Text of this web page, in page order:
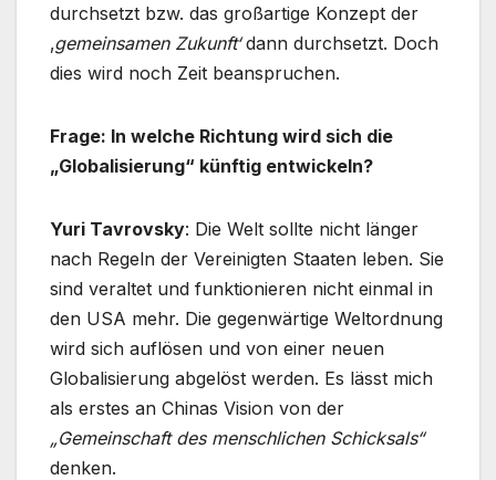
durchsetzt bzw. das großartige Konzept der
‚gemeinsamen Zukunft‘dann durchsetzt. Doch
dies wird noch Zeit beanspruchen.
Frage: In welche Richtung wird sich die
„Globalisierung“ künftig entwickeln?
Yuri Tavrovsky: Die Welt sollte nicht länger
nach Regeln der Vereinigten Staaten leben. Sie
sind veraltet und funktionieren nicht einmal in
den USA mehr. Die gegenwärtige Weltordnung
wird sich auflösen und von einer neuen
Globalisierung abgelöst werden. Es lässt mich
als erstes an Chinas Vision von der
„Gemeinschaft des menschlichen Schicksals“
denken.